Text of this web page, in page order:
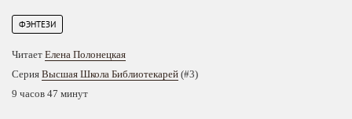
ФЭНТЕЗИ
Читает Елена Полонецкая
Серия Высшая Школа Библиотекарей (#3)
9 часов 47 минут